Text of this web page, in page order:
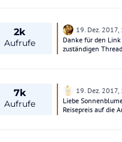
2k
Aufrufe
19. Dez. 2017,
Danke für den
zuständigen
7k
Aufrufe
19. Dez. 2017,
Liebe
Reisepreis auf die